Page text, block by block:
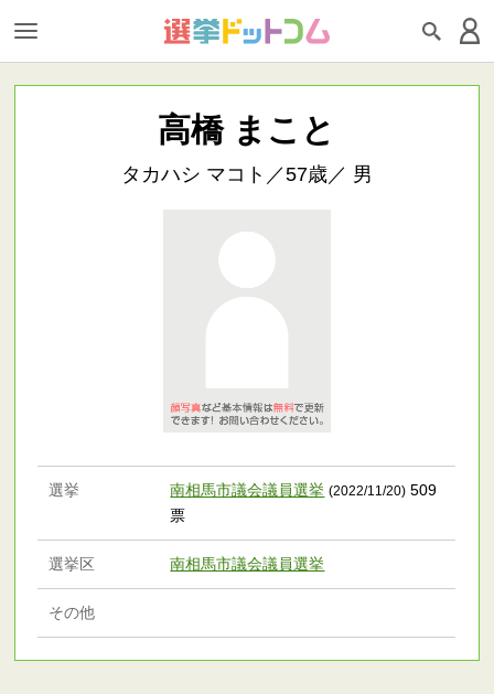
高橋 まこと
タカハシ マコト／57歳／ 男
選挙 南相馬市議会議員選挙 (2022/11/20) 509
票
選挙区 南相馬市議会議員選挙
その他